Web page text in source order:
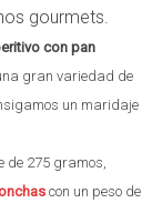
gourmets.
con pan
gran variedad de
un maridaje
de 275 gramos,
con un peso de